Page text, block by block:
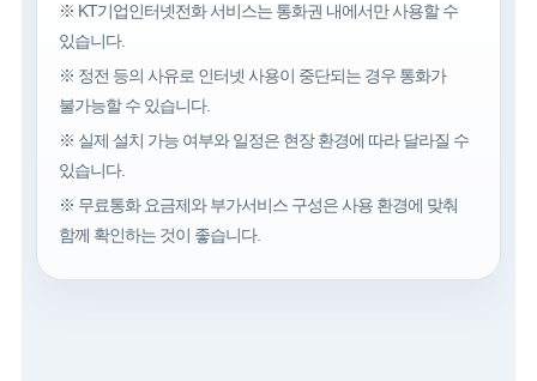
※ KT기업인터넷전화 서비스는 통화권 내에서만 사용할 수
있습니다.
※ 정전 등의 사유로 인터넷 사용이 중단되는 경우 통화가
불가능할 수 있습니다.
※ 실제 설치 가능 여부와 일정은 현장 환경에 따라 달라질 수
있습니다.
※ 무료통화 요금제와 부가서비스 구성은 사용 환경에 맞춰
함께 확인하는 것이 좋습니다.